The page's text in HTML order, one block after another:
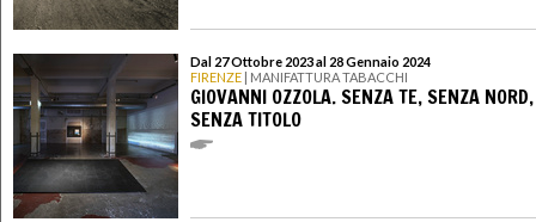
Dal 27 Ottobre 2023 al 28 Gennaio 2024
FIRENZE | MANIFATTURA TABACCHI
GIOVANNI OZZOLA. SENZA TE, SENZA NORD,
SENZA TITOLO